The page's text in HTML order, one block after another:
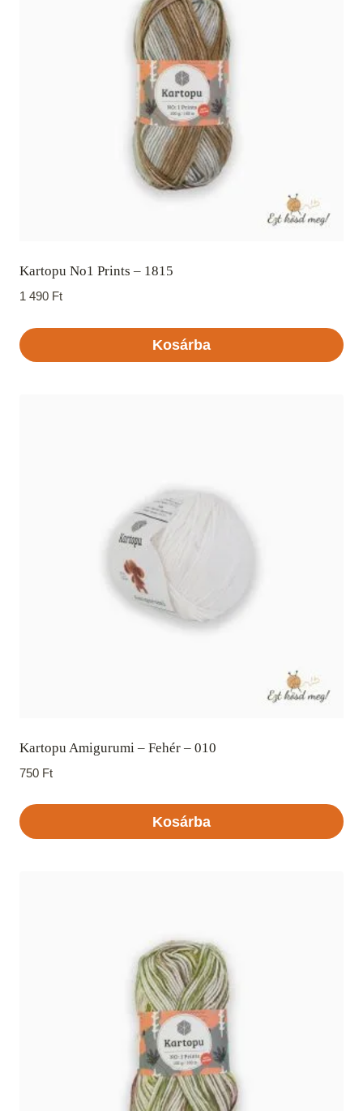
Kartopu No1 Prints – 1815
1 490 Ft
Kosárba
Kartopu Amigurumi – Fehér – 010
750 Ft
Kosárba